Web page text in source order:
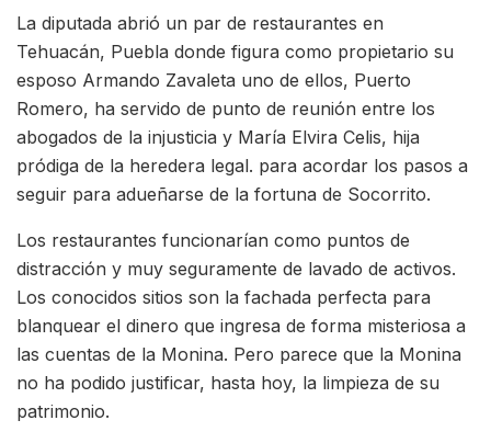
La diputada abrió un par de restaurantes en
Tehuacán, Puebla donde figura como propietario su
esposo Armando Zavaleta uno de ellos, Puerto
Romero, ha servido de punto de reunión entre los
abogados de la injusticia y María Elvira Celis, hija
pródiga de la heredera legal. para acordar los pasos a
seguir para adueñarse de la fortuna de Socorrito.
Los restaurantes funcionarían como puntos de
distracción y muy seguramente de lavado de activos.
Los conocidos sitios son la fachada perfecta para
blanquear el dinero que ingresa de forma misteriosa a
las cuentas de la Monina. Pero parece que la Monina
no ha podido justificar, hasta hoy, la limpieza de su
patrimonio.